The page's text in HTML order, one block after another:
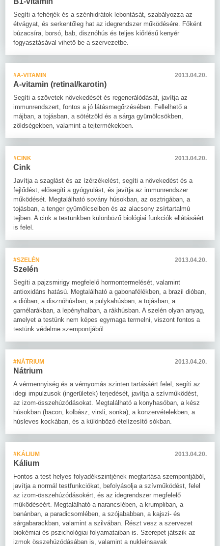
Segíti a fehérjék és a szénhidrátok lebontását, szabályozza az
étvágyat, és serkentőleg hat az idegrendszer működésére. Főként
búzacsíra, borsó, bab, disznóhús és teljes kiőrlésű kenyér
fogyasztásával vihető be a szervezetbe.
#A-VITAMIN 2013.04.20.
A-vitamin (retinal/karotin)
Segíti a szövetek növekedését és regenerálódását, javítja az
immunrendszert, fontos a jó látásmegőrzésében. Fellelhető a
májban, a tojásban, a sötétzöld és a sárga gyümölcsökben,
zöldségekben, valamint a tejtermékekben.
#CINK 2013.04.20.
Cink
Javítja a szaglást és az ízérzékelést, segíti a növekedést és a
fejlődést, elősegíti a gyógyulást, és javítja az immunrendszer
működését. Megtalálható sovány húsokban, az osztrigában, a
tojásban, a tenger gyümölcseiben és az alacsony zsírtartalmú
tejben. A cink a testünkben különböző biológiai funkciók ellátásáért
is felel.
#SZELÉN 2013.04.20.
Szelén
Segíti a pajzsmirigy megfelelő hormontermelését, valamint
antioxidáns hatású. Megtalálható a gabonafélékben, a brazil dióban,
a dióban, a disznóhúsban, a pulykahúsban, a tojásban, a
garnélarákban, a lepényhalban, a rákhúsban. A szelén olyan anyag,
amelyet a testünk nem képes egymaga termelni, viszont fontos a
testünk védelme szempontjából.
#NÁTRIUM 2013.04.20.
Nátrium
A vérmennyiség és a vérnyomás szinten tartásáért felel, segíti az
idegi impulzusok (ingerületek) terjedését, javítja a szívműködést,
az izom-összehúzódásokat. Megtalálható a konyhasóban, a kész
húsokban (bacon, kolbász, virsli, sonka), a konzervételekben, a
húsleves kockában, és a különböző ételízesítő sókban.
#KÁLIUM 2013.04.20.
Kálium
Fontos a test helyes folyadékszintjének megtartása szempontjából,
javítja a normál testfunkciókat, befolyásolja a szívműködést, felel
az izom-összehúzódásokért, és az idegrendszer megfelelő
működéséért. Megtalálható a narancslében, a krumpliban, a
banánban, a paradicsomlében, a szójababban, a kajszi- és
sárgabarackban, valamint a szilvában. Részt vesz a szervezet
biokémiai és pszichológiai folyamataiban is. Szerepet játszik az
izmok összehúzódásában is, valamint a nukleinsavak